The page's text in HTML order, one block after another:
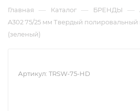
Главная — Каталог — БРЕНДЫ —
A302 75/25 мм Твердый полировальный
(зеленый)
Артикул: TRSW-75-HD